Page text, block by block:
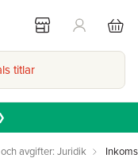
titlar
avgifter: Juridik